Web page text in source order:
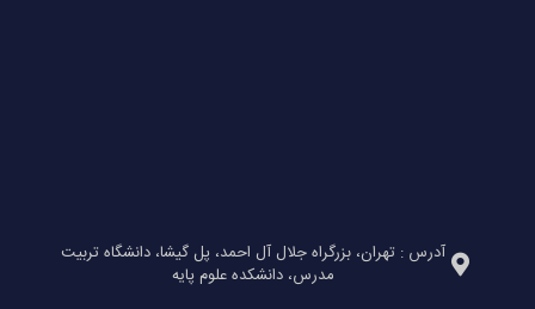
آدرس : تهران، بزرگراه جلال آل احمد، پل گیشا، دانشگاه تربیت
مدرس، دانشکده علوم پایه